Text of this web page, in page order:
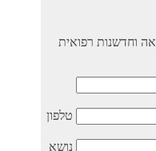
וחדשנות רפואית
טלפון
נושא